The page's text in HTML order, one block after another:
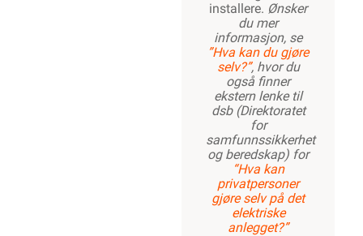
installere. Ønsker
du mer
informasjon, se
”Hva kan du gjøre
selv?”, hvor du
også finner
ekstern lenke til
dsb (Direktoratet
for
samfunnssikkerhet
og beredskap) for
“Hva kan
privatpersoner
gjøre selv på det
elektriske
anlegget?”